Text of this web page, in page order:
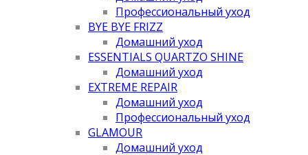
Профессиональный уход
BYE BYE FRIZZ
Домашний уход
ESSENTIALS QUARTZO SHINE
Домашний уход
EXTREME REPAIR
Домашний уход
Профессиональный уход
GLAMOUR
Домашний уход